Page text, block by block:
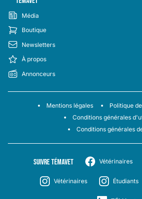
Média
Boutique
Newsletters
À propos
Annonceurs
Mentions légales
Politique
Conditions générales
Conditions générales
SUIVRE TÉMAVET Vétérinaires
Vétérinaires Étudiants